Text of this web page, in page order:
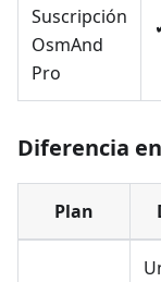
Suscripción
OsmAnd
Pro
Diferencia
Plan